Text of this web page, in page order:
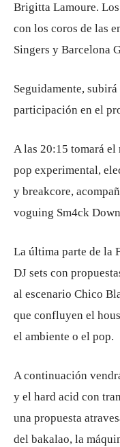
Brigitta Lamoure.
con los coros de las
Singers y Barcelona
Seguidamente,
participación en el
A las 20:15 tomará
pop experimental,
y breakcore,
voguing Sm4ck
La última parte de la
DJ sets con
al escenario Chico
que confluyen el
el ambiente o el pop.
A continuación
y el hard acid con
una propuesta
del bakalao, la